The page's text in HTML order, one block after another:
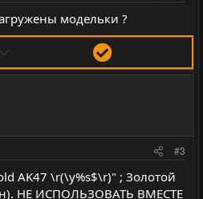
модельки ?
е
в
н
Р
е
н
е
#3
AK47 \r(\y%s$\r)" ; Золотой
НЕ ИСПОЛЬЗОВАТЬ ВМЕСТЕ